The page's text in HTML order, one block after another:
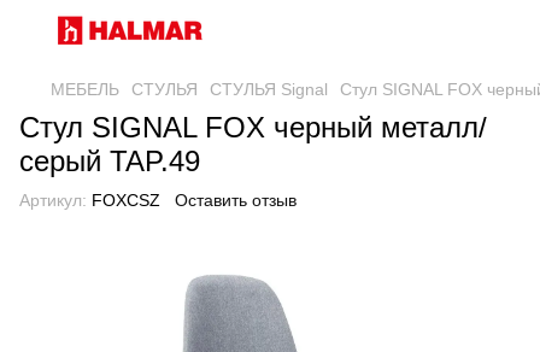
МЕБЕЛЬ СТУЛЬЯ СТУЛЬЯ Signal Стул SIGNAL FOX
Стул SIGNAL FOX черный металл/
серый TAP.49
Артикул: FOXCSZ Оставить отзыв